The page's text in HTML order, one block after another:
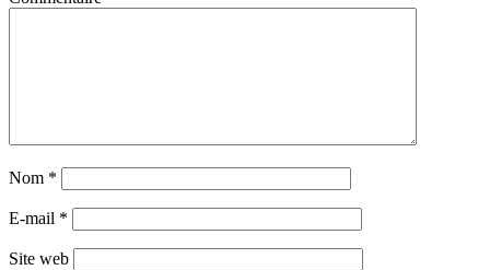
Nom *
E-mail *
Site web